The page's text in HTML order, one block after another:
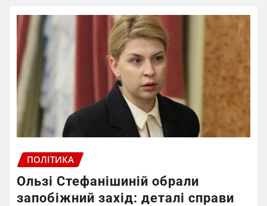
ПОЛІТИКА
Ользі Стефанішиній обрали
запобіжний захід: деталі справи